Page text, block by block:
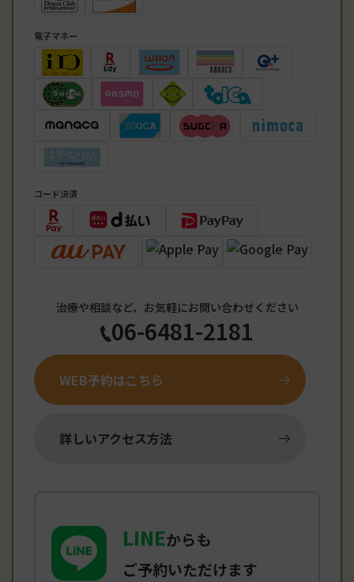
電子マネー
コード決済
治療や相談など、お気軽にお問い合わせください
06-6481-2181
WEB予約はこちら
詳しいアクセス方法
LINEからも
ご予約いただけます